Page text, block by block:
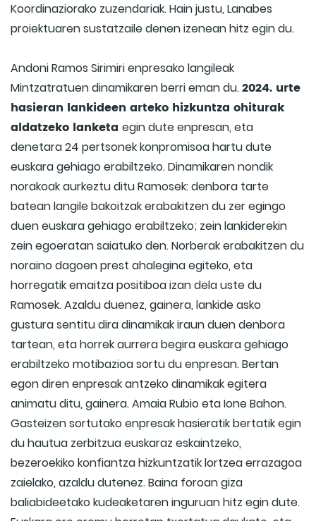
Koordinaziorako zuzendariak. Hain justu, Lanabes
proiektuaren sustatzaile denen izenean hitz egin du.
Andoni Ramos Sirimiri enpresako langileak
Mintzatratuen dinamikaren berri eman du.2024. urte
hasieran lankideen arteko hizkuntza ohiturak
aldatzeko lanketa egin dute enpresan, eta
denetara 24 pertsonek konpromisoa hartu dute
euskara gehiago erabiltzeko. Dinamikaren nondik
norakoak aurkeztu ditu Ramosek: denbora tarte
batean langile bakoitzak erabakitzen du zer egingo
duen euskara gehiago erabiltzeko; zein lankiderekin
zein egoeratan saiatuko den. Norberak erabakitzen du
noraino dagoen prest ahalegina egiteko, eta
horregatik emaitza positiboa izan dela uste du
Ramosek. Azaldu duenez, gainera, lankide asko
gustura sentitu dira dinamikak iraun duen denbora
tartean, eta horrek aurrera begira euskara gehiago
erabiltzeko motibazioa sortu du enpresan. Bertan
egon diren enpresak antzeko dinamikak egitera
animatu ditu, gainera. Amaia Rubio eta Ione Bahon.
Gasteizen sortutako enpresak hasieratik bertatik egin
du hautua zerbitzua euskaraz eskaintzeko,
bezeroekiko konfiantza hizkuntzatik lortzea errazagoa
zaielako, azaldu dutenez. Baina foroan giza
baliabideetako kudeaketaren inguruan hitz egin dute.